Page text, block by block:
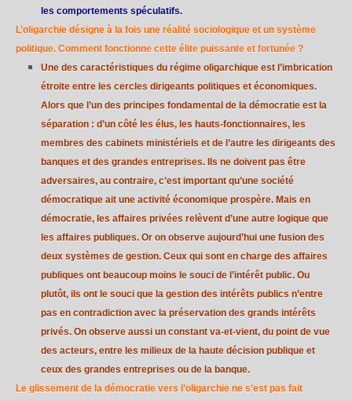
les comportements spéculatifs.
L’oligarchie désigne à la fois une réalité sociologique et un système
politique. Comment fonctionne cette élite puissante et fortunée ?
Une des caractéristiques du régime oligarchique est l’imbrication
étroite entre les cercles dirigeants politiques et économiques.
Alors que l’un des principes fondamental de la démocratie est la
séparation : d’un côté les élus, les hauts-fonctionnaires, les
membres des cabinets ministériels et de l’autre les dirigeants des
banques et des grandes entreprises. Ils ne doivent pas être
adversaires, au contraire, c’est important qu’une société
démocratique ait une activité économique prospère. Mais en
démocratie, les affaires privées relèvent d’une autre logique que
les affaires publiques. Or on observe aujourd’hui une fusion des
deux systèmes de gestion. Ceux qui sont en charge des affaires
publiques ont beaucoup moins le souci de l’intérêt public. Ou
plutôt, ils ont le souci que la gestion des intérêts publics n’entre
pas en contradiction avec la préservation des grands intérêts
privés. On observe aussi un constant va-et-vient, du point de vue
des acteurs, entre les milieux de la haute décision publique et
ceux des grandes entreprises ou de la banque.
Le glissement de la démocratie vers l’oligarchie ne s’est pas fait